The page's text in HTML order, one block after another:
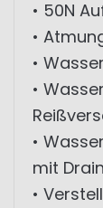
• 50N
•
•
•
•
mit
•